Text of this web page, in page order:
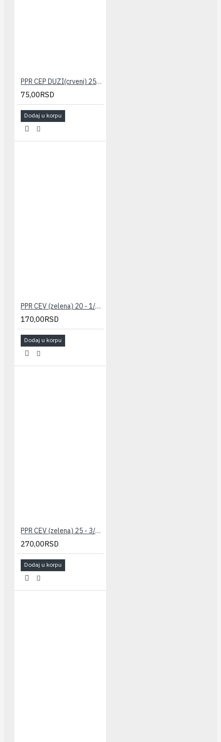
PPR CEP DUZI(crveni) 25x3/4" PESTAN
75,00RSD
Dodaj u korpu
PPR CEV (zelena) 20 - 1/2" PESTAN
170,00RSD
Dodaj u korpu
PPR CEV (zelena) 25 - 3/4" PESTAN
270,00RSD
Dodaj u korpu